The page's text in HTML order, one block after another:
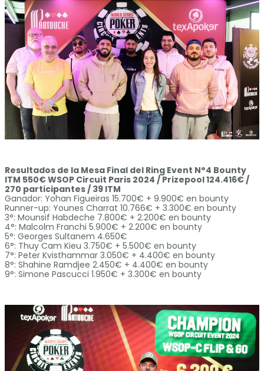
Resultados de la Mesa Final del Ring Event N°4 Bounty
ITM 550€ WSOP Circuit Paris 2024 / Prizepool 124.416€ /
270 participantes / 39 ITM
Ganador: Yohan Figueiras 15.700€ + 9.900€ en bounty
Runner-up: Younes Charrat 10.766€ + 3.300€ en bounty
3°: Mounsif Habdeche 7.800€ + 2.200€ en bounty
4°: Malcolm Franchi 5.900€ + 2.200€ en bounty
5°: Georges Sultanem 4.650€
6°: Thuy Cam Kieu 3.750€ + 5.500€ en bounty
7°: Peter Kvisthammar 3.050€ + 4.400€ en bounty
8°: Shahine Ramdjee 2.450€ + 4.400€ en bounty
9°: Simone Pascucci 1.950€ + 3.300€ en bounty